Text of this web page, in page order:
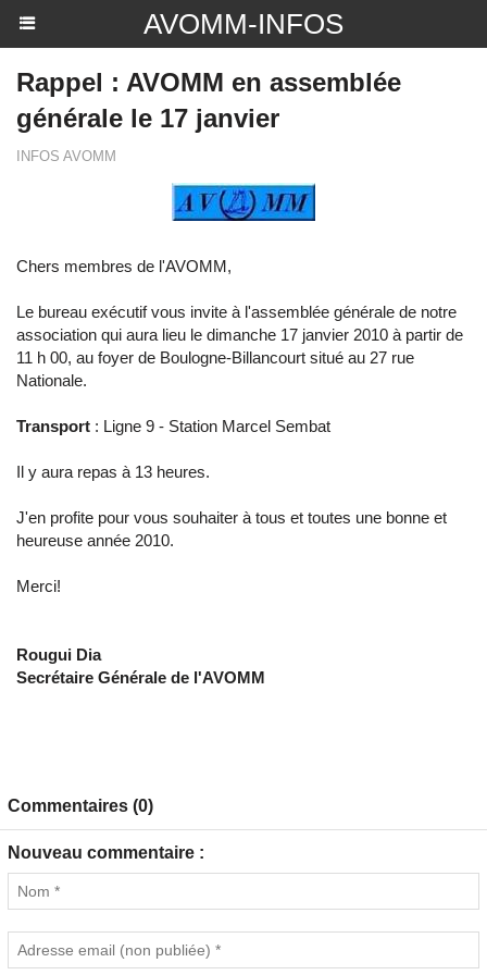
AVOMM-INFOS
Rappel : AVOMM en assemblée
générale le 17 janvier
INFOS AVOMM
Chers membres de l'AVOMM,
Le bureau exécutif vous invite à l'assemblée générale de notre
association qui aura lieu le dimanche 17 janvier 2010 à partir de
11 h 00, au foyer de Boulogne-Billancourt situé au 27 rue
Nationale.
Transport : Ligne 9 - Station Marcel Sembat
Il y aura repas à 13 heures.
J'en profite pour vous souhaiter à tous et toutes une bonne et
heureuse année 2010.
Merci!
Rougui Dia
Secrétaire Générale de l'AVOMM
Commentaires (0)
Nouveau commentaire :